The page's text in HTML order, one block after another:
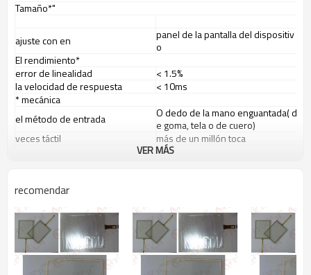
Tamaño*"
ajuste con en
panel de la pantalla del dispositiv
o
El rendimiento*
error de linealidad
< 1.5%
la velocidad de respuesta
< 10ms
* mecánica
el método de entrada
O dedo de la mano enguantada( d
e goma, tela o de cuero)
veces táctil más de un millón toca
n de la fuerza
20~80g
Fibraóptica*
transmisión de la luz
( cumplir con la norma astm d100
3)
* del medio ambiente
Rango de operación:-10& deg;C
~ 60
VER MÁS
recomendar